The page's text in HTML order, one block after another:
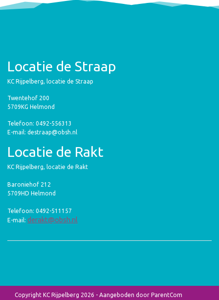
Locatie de Straap
KC Rijpelberg, locatie de Straap
Twentehof 200
5709KG Helmond
Telefoon: 0492-556313
E-mail: destraap@obsh.nl
Locatie de Rakt
KC Rijpelberg, locatie de Rakt
Baroniehof 212
5709HD Helmond
Telefoon: 0492-511157
E-mail: derakt@obsh.nl
Copyright KC Rijpelberg 2026 - Aangeboden door ParentCom